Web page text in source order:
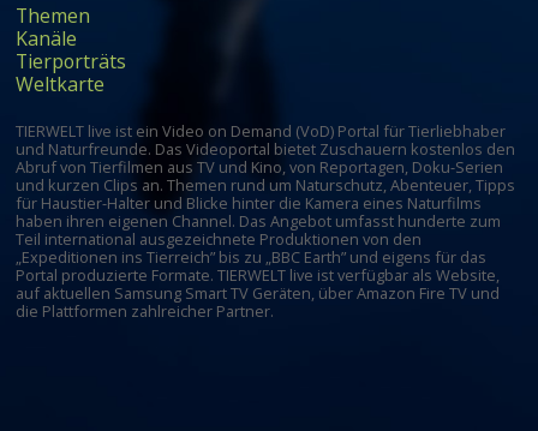
Themen
Kanäle
Tierporträts
Weltkarte
TIERWELT live ist ein Video on Demand (VoD) Portal für Tierliebhaber
und Naturfreunde. Das Videoportal bietet Zuschauern kostenlos den
Abruf von Tierfilmen aus TV und Kino, von Reportagen, Doku-Serien
und kurzen Clips an. Themen rund um Naturschutz, Abenteuer, Tipps
für Haustier-Halter und Blicke hinter die Kamera eines Naturfilms
haben ihren eigenen Channel. Das Angebot umfasst hunderte zum
Teil international ausgezeichnete Produktionen von den
„Expeditionen ins Tierreich” bis zu „BBC Earth” und eigens für das
Portal produzierte Formate. TIERWELT live ist verfügbar als Website,
auf aktuellen Samsung Smart TV Geräten, über Amazon Fire TV und
die Plattformen zahlreicher Partner.